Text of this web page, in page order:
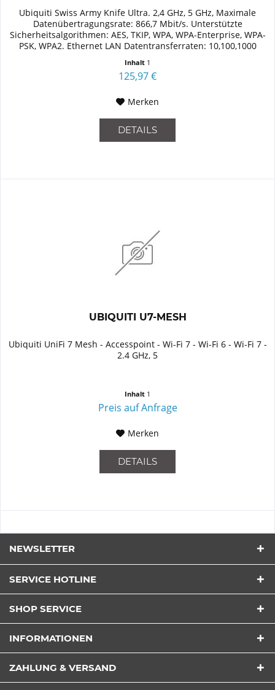
Ubiquiti Swiss Army Knife Ultra. 2,4 GHz, 5 GHz, Maximale
Datenübertragungsrate: 866,7 Mbit/s. Unterstützte
Sicherheitsalgorithmen: AES, TKIP, WPA, WPA-Enterprise, WPA-
PSK, WPA2. Ethernet LAN Datentransferraten: 10,100,1000
Inhalt 1
125,97 €
Merken
DETAILS
UBIQUITI U7-MESH
Ubiquiti UniFi 7 Mesh - Accesspoint - Wi-Fi 7 - Wi-Fi 6 - Wi-Fi 7 -
2.4 GHz, 5
Inhalt 1
Preis auf Anfrage
Merken
DETAILS
NEWSLETTER
SERVICE HOTLINE
SHOP SERVICE
INFORMATIONEN
ZAHLUNG & VERSAND